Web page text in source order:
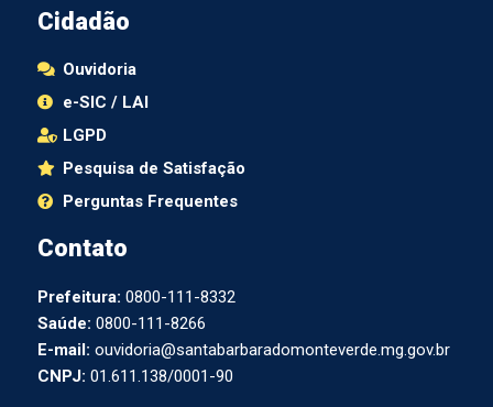
Cidadão
Ouvidoria
e-SIC / LAI
LGPD
Pesquisa de Satisfação
Perguntas Frequentes
Contato
Prefeitura: 0800-111-8332
Saúde: 0800-111-8266
E-mail: ouvidoria@santabarbaradomonteverde.mg.gov.br
CNPJ: 01.611.138/0001-90